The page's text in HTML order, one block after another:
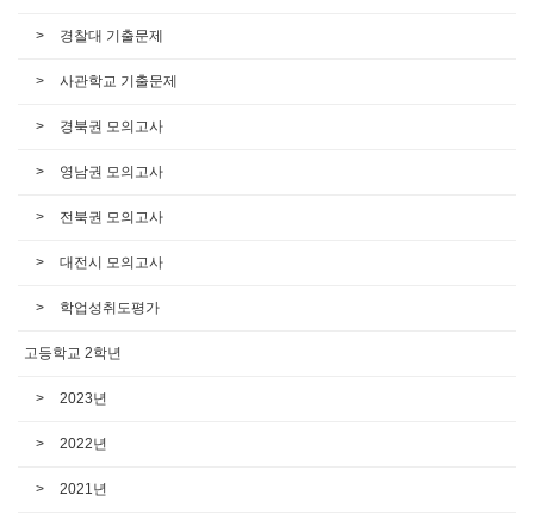
경찰대 기출문제
사관학교 기출문제
경북권 모의고사
영남권 모의고사
전북권 모의고사
대전시 모의고사
학업성취도평가
고등학교 2학년
2023년
2022년
2021년